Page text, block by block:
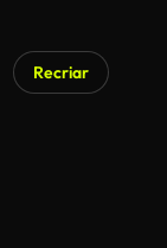
Recriar